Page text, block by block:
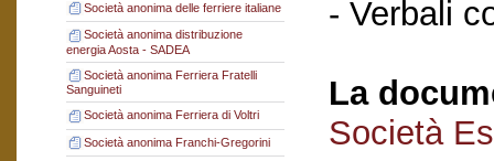
Società anonima delle ferriere italiane
Società anonima distribuzione
energia Aosta - SADEA
Società anonima Ferriera Fratelli
Sanguineti
Società anonima Ferriera di Voltri
Società anonima Franchi-Gregorini
- Verbali
La
Società